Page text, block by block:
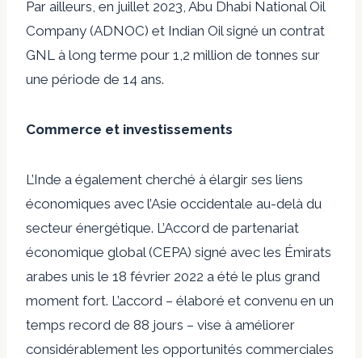
Par ailleurs, en juillet 2023, Abu Dhabi National Oil
Company (ADNOC) et Indian Oil signé un contrat
GNL à long terme pour 1,2 million de tonnes sur
une période de 14 ans.
Commerce et investissements
L’Inde a également cherché à élargir ses liens
économiques avec l’Asie occidentale au-delà du
secteur énergétique. L’Accord de partenariat
économique global (CEPA) signé avec les Émirats
arabes unis le 18 février 2022 a été le plus grand
moment fort. L’accord – élaboré et convenu en un
temps record de 88 jours – vise à améliorer
considérablement les opportunités commerciales